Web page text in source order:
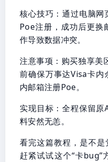
核心技巧：通过电脑
Poe注册，成功后更换
作导致数据冲突。
注意事项：购买独享美
前确保万事达Visa卡内
内邮箱注册Poe。
实现目标：全程保留
料安然无恙。
看完这篇教程，是不
赶紧试试这个“卡bug”